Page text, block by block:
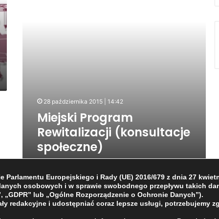
28 października 2015 | 14:42
Miejski Program
Rewitalizacji (konsultacje
społeczne)
Parlamentu Europejskiego i Rady (UE) 2016/679 z dnia 27
osobowych i w sprawie swobodnego przepływu takich
„GDPR” lub „Ogólne Rozporządzenie o Ochronie Danych”).
redakcyjne i udostępniać coraz lepsze usługi, potrzebujemy